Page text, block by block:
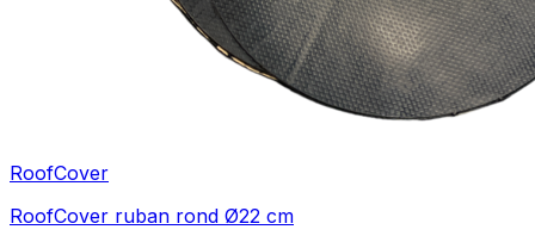
RoofCover
RoofCover ruban rond Ø22 cm